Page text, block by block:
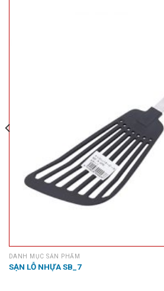
DANH MỤC SẢN PHẨM
SẠN LỖ NHỰA SB_7